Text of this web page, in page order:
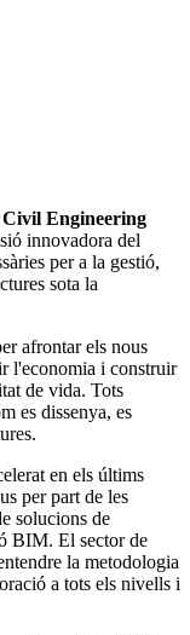
Engineering
innovadora del
per a la gestió,
sota la
afrontar els nous
l'economia i construir
de vida. Tots
es dissenya, es
en els últims
per part de les
solucions de
BIM. El sector de
la metodologia
a tots els nivells i